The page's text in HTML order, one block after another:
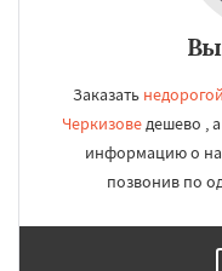
Заказать
Черкизоведешево ,
информацию о
позвонив по
Даю согласие